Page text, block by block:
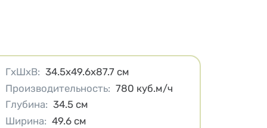
Характеристики
ГхШхВ: 34.5x49.6x87.7 см
Производительность: 780 куб.м/ч
Глубина: 34.5 см
Ширина: 49.6 см